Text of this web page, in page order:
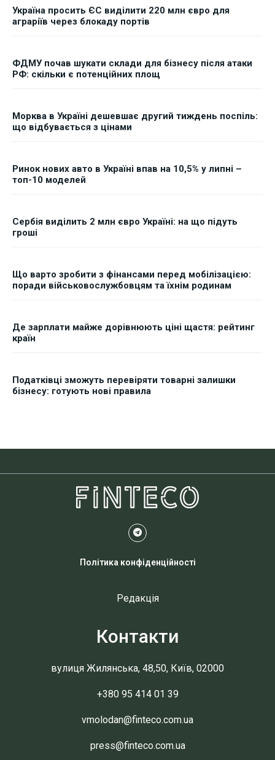
Україна просить ЄС виділити 220 млн євро для
аграріїв через блокаду портів
ФДМУ почав шукати склади для бізнесу після атаки
РФ: скільки є потенційних площ
Морква в Україні дешевшає другий тиждень поспіль:
що відбувається з цінами
Ринок нових авто в Україні впав на 10,5% у липні –
топ-10 моделей
Сербія виділить 2 млн євро Україні: на що підуть
гроші
Що варто зробити з фінансами перед мобілізацією:
поради військовослужбовцям та їхнім родинам
Де зарплати майже дорівнюють ціні щастя: рейтинг
країн
Податківці зможуть перевіряти товарні залишки
бізнесу: готують нові правила
Політика конфіденційності
Редакція
Контакти
вулиця Жилянська, 48,50, Київ, 02000
+380 95 414 01 39
vmolodan@finteco.com.ua
press@finteco.com.ua